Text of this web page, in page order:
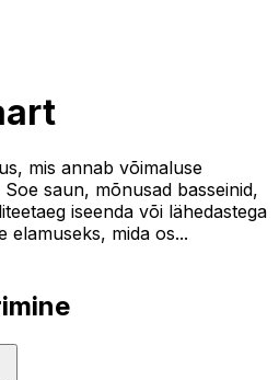
mis annab võimaluse
saun, mõnusad basseinid,
iseenda või lähedastega
elamuseks, mida os...